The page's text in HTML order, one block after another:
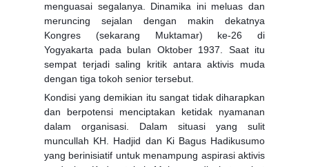
menguasai segalanya. Dinamika ini meluas dan
meruncing sejalan dengan makin dekatnya
Kongres (sekarang Muktamar) ke-26 di
Yogyakarta pada bulan Oktober 1937. Saat itu
sempat terjadi saling kritik antara aktivis muda
dengan tiga tokoh senior tersebut.
Kondisi yang demikian itu sangat tidak diharapkan
dan berpotensi menciptakan ketidak nyamanan
dalam organisasi. Dalam situasi yang sulit
muncullah KH. Hadjid dan Ki Bagus Hadikusumo
yang berinisiatif untuk menampung aspirasi aktivis